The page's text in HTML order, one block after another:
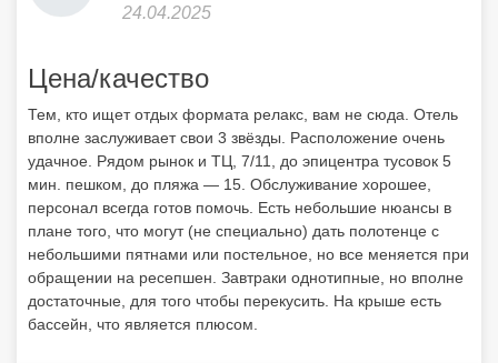
24.04.2025
Цена/качество
Тем, кто ищет отдых формата релакс, вам не сюда. Отель
вполне заслуживает свои 3 звёзды. Расположение очень
удачное. Рядом рынок и ТЦ, 7/11, до эпицентра тусовок 5
мин. пешком, до пляжа — 15. Обслуживание хорошее,
персонал всегда готов помочь. Есть небольшие нюансы в
плане того, что могут (не специально) дать полотенце с
небольшими пятнами или постельное, но все меняется при
обращении на ресепшен. Завтраки однотипные, но вполне
достаточные, для того чтобы перекусить. На крыше есть
бассейн, что является плюсом.